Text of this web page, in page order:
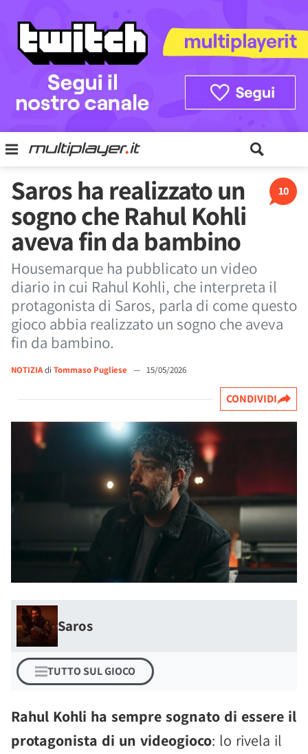
10
Saros ha realizzato un
sogno che Rahul Kohli
aveva fin da bambino
Housemarque ha pubblicato un video
diario in cui Rahul Kohli, che interpreta il
protagonista di Saros, parla di come questo
gioco abbia realizzato un sogno che aveva
fin da bambino.
NOTIZIAdi Tommaso Pugliese — 15/05/2026
CONDIVIDI
Saros
TUTTO SUL GIOCO
Rahul Kohli ha sempre sognato di essere il
protagonista di un videogioco: lo rivela il